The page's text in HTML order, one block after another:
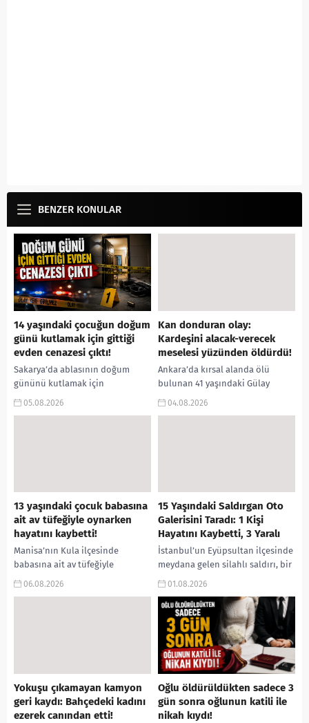
BENZER KONULAR
14 yaşındaki çocuğun doğum
günü kutlamak için gittiği
evden cenazesi çıktı!
Sakarya’da ablasının doğum
gününü kutlamak için
arkadaşının evine giden 14
05.08.2026
Kan donduran olay:
Kardeşini alacak-verecek
meselesi yüzünden öldürdü!
Ankara’da kırsal alanda ölü
bulunan 41 yaşındaki Gülay
Akgün Mutlu’nun, erkek kardeşi
04.08.2026
13 yaşındaki çocuk babasına
ait av tüfeğiyle oynarken
hayatını kaybetti!
Manisa’nın Kula ilçesinde
babasına ait av tüfeğiyle
oynadığı sırada silahın ateş
06.08.2026
15 Yaşındaki Saldırgan Oto
Galerisini Taradı: 1 Kişi
Hayatını Kaybetti, 3 Yaralı
İstanbul’un Eyüpsultan ilçesinde
meydana gelen silahlı saldırı, bir
kişinin yaşamını yitirmesi ve üç
sonuçlandı. Oto galerisine ateş
açan...
01.08.2026
Yokuşu çıkamayan kamyon
geri kaydı: Bahçedeki kadını
ezerek canından etti!
Oğlu öldürüldükten sadece 3
gün sonra oğlunun katili ile
nikah kıydı!